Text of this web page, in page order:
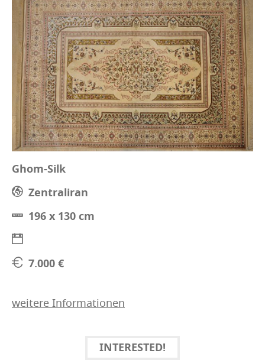
Ghom-Silk
Zentraliran
196 x 130 cm
7.000 €
weitere Informationen
INTERESTED!